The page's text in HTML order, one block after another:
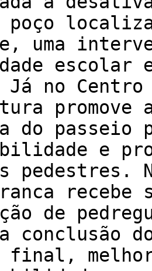
poço
uma
no Centro
promove
do passeio
e
pedestres.
de
conclusão
final,